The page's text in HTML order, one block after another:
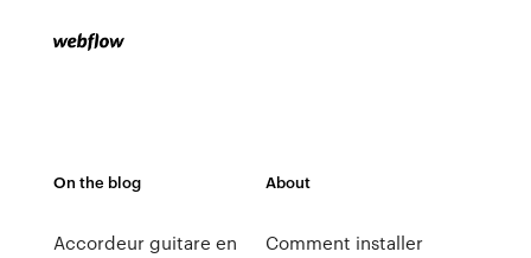
On the blog
Accordeur guitare en
About
Comment installer